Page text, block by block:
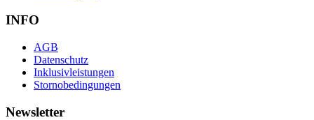
INFO
AGB
Datenschutz
Inklusivleistungen
Stornobedingungen
Newsletter